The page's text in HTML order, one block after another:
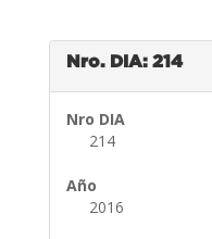
Nro. DIA: 214
Nro DIA
214
Año
2016